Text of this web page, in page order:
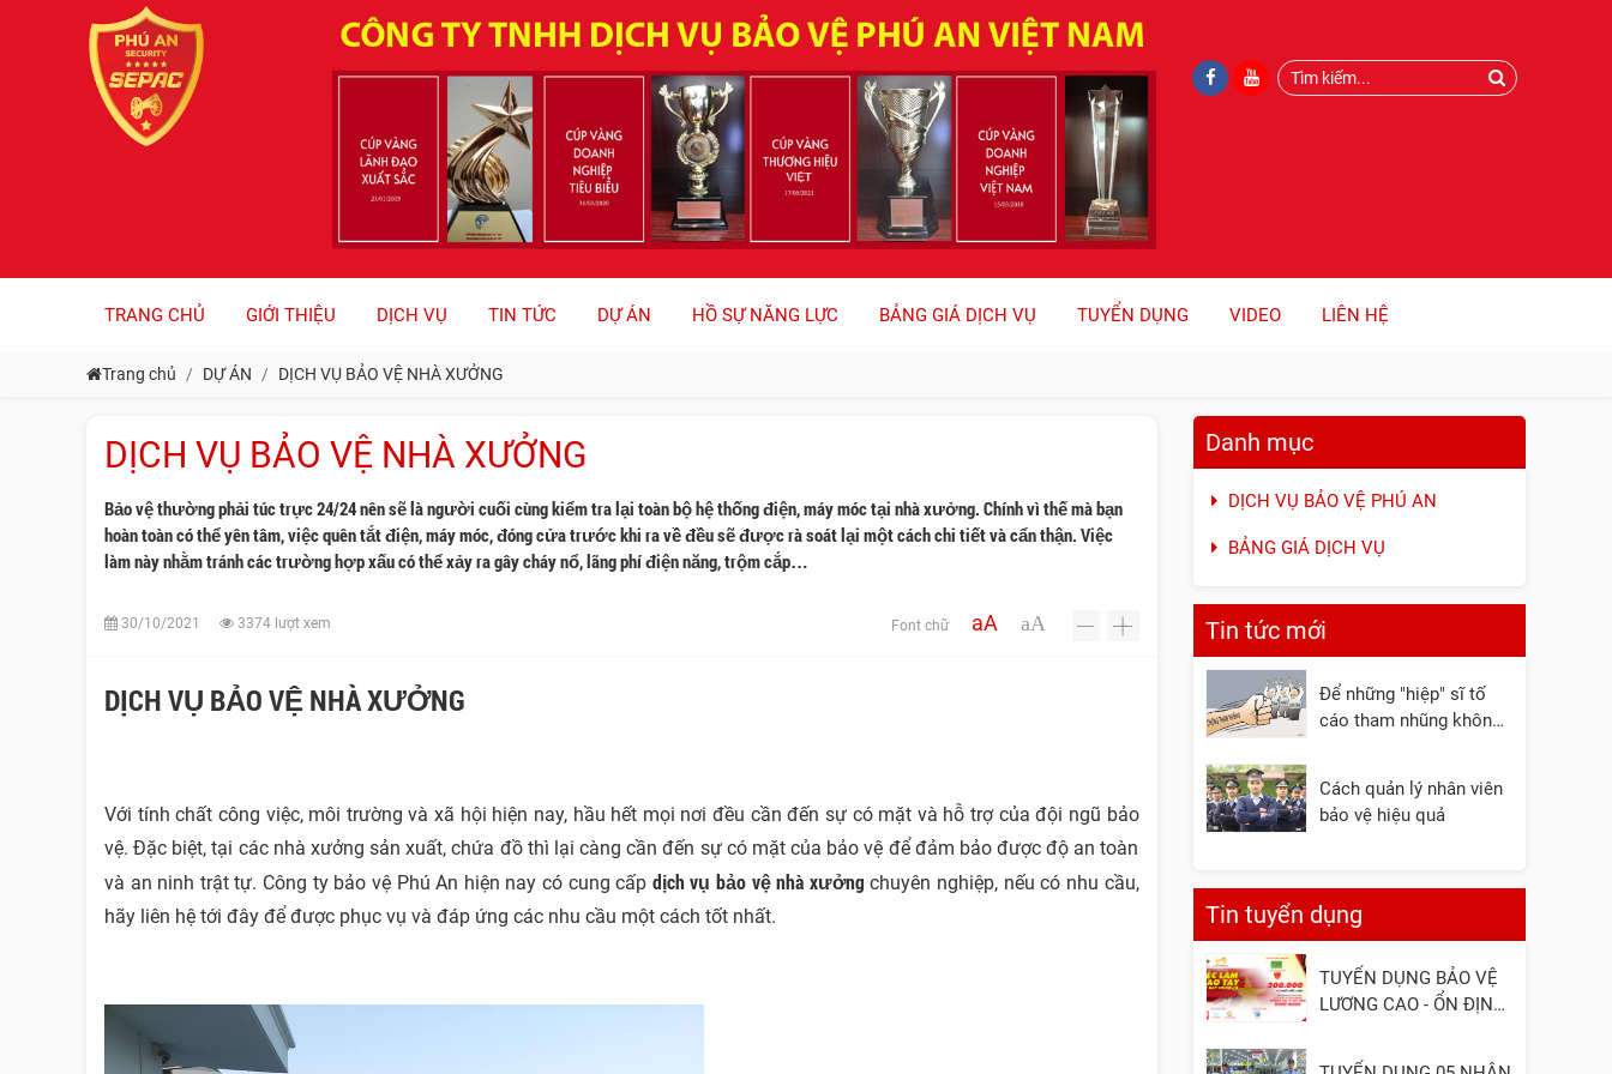
TRANG CHỦ GIỚI THIỆU DỊCH VỤ TIN TỨC DỰ ÁN HỒ SỰ NĂNG LỰC BẢNG GIÁ DỊCH VỤ TUYỂN DỤNG VIDEO LIÊN HỆ
Trang chủ DỰ ÁN DỊCH VỤ BẢO VỆ NHÀ XƯỞNG
DỊCH VỤ BẢO VỆ NHÀ XƯỞNG
Bảo vệ thường phải túc trực 24/24 nên sẽ là người cuối cùng kiểm tra lại toàn bộ hệ thống điện, máy móc tại nhà xưởng. Chính vì thế mà bạn
hoàn toàn có thể yên tâm, việc quên tắt điện, máy móc, đóng cửa trước khi ra về đều sẽ được rà soát lại một cách chi tiết và cẩn thận. Việc
làm này nhằm tránh các trường hợp xấu có thể xảy ra gây cháy nổ, lãng phí điện năng, trộm cắp…
30/10/2021 3374 lượt xem Font chữ aA aA - +
DỊCH VỤ BẢO VỆ NHÀ XƯỞNG
Với tính chất công việc, môi trường và xã hội hiện nay, hầu hết mọi nơi đều cần đến sự có mặt và hỗ trợ của đội ngũ bảo
vệ. Đặc biệt, tại các nhà xưởng sản xuất, chứa đồ thì lại càng cần đến sự có mặt của bảo vệ để đảm bảo được độ an toàn
và an ninh trật tự. Công ty bảo vệ Phú An hiện nay có cung cấp dịch vụ bảo vệ nhà xưởng chuyên nghiệp, nếu có nhu cầu,
hãy liên hệ tới đây để được phục vụ và đáp ứng các nhu cầu một cách tốt nhất.
Danh mục
DỊCH VỤ BẢO VỆ PHÚ AN
BẢNG GIÁ DỊCH VỤ
Tin tức mới
Để những "hiệp" sĩ tố
cáo tham nhũng không
Cách quản lý nhân viên
bảo vệ hiệu quả
Tin tuyển dụng
TUYỂN DỤNG BẢO VỆ
LƯƠNG CAO - ỔN ĐỊNH